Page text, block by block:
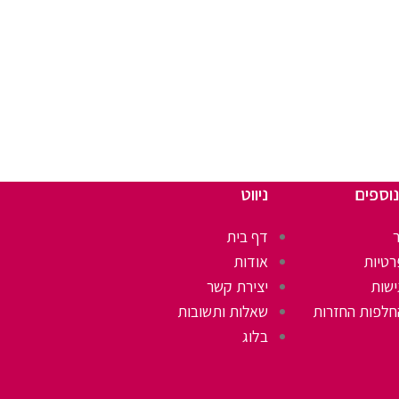
החזרות
ניווט
דף בית
אודות
יצירת קשר
שאלות ותשובות
בלוג